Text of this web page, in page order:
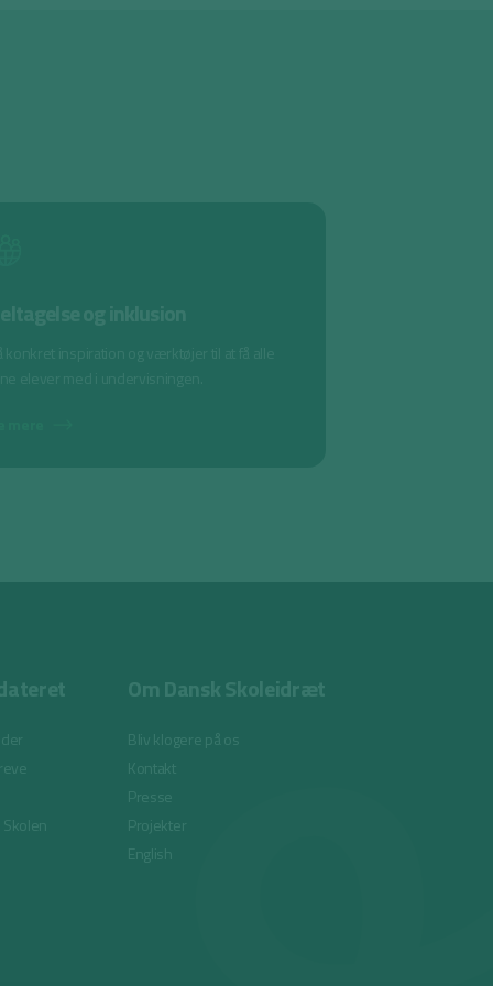
Om Dansk Skoleidræt
Bliv klogere på os
Kontakt
Presse
Projekter
English